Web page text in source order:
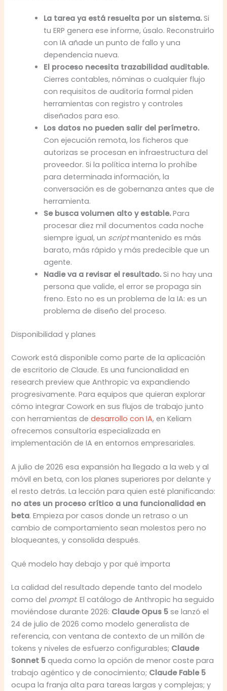
La tarea ya está resuelta por un sistema.Si
tu ERP genera ese informe, úsalo. Reconstruirlo
con IA añade un punto de fallo y una
dependencia nueva.
El proceso necesita trazabilidad auditable.
Cierres contables, nóminas o cualquier flujo
con requisitos de auditoría formal piden
herramientas con registro y controles
diseñados para eso.
Los datos no pueden salir del perímetro.
Con ejecución remota, los ficheros que
autorizas se procesan en infraestructura del
proveedor. Si la política interna lo prohíbe
para determinada información, la
conversación es de gobernanza antes que de
herramienta.
Se busca volumen alto y estable.Para
procesar diez mil documentos cada noche
siempre igual, un scriptmantenido es más
barato, más rápido y más predecible que un
agente.
Nadie va a revisar el resultado.Si no hay una
persona que valide, el error se propaga sin
freno. Esto no es un problema de la IA: es un
problema de diseño del proceso.
Disponibilidad y planes
Cowork está disponible como parte de la aplicación
de escritorio de Claude. Es una funcionalidad en
research preview que Anthropic va expandiendo
progresivamente. Para equipos que quieran explorar
cómo integrar Cowork en sus flujos de trabajo junto
con herramientas dedesarrollo con IA, en Keliam
ofrecemos consultoría especializada en
implementación de IA en entornos empresariales.
A julio de 2026 esa expansión ha llegado a la web y al
móvil en beta, con los planes superiores por delante y
el resto detrás. La lección para quien esté planificando:
no ates un proceso crítico a una funcionalidad en
beta. Empieza por casos donde un retraso o un
cambio de comportamiento sean molestos pero no
bloqueantes, y consolida después.
Qué modelo hay debajo y por qué importa
La calidad del resultado depende tanto del modelo
como del prompt. El catálogo de Anthropic ha seguido
moviéndose durante 2026: Claude Opus 5 se lanzó el
24 de julio de 2026 como modelo generalista de
referencia, con ventana de contexto de un millón de
tokens y niveles de esfuerzo configurables; Claude
Sonnet 5 queda como la opción de menor coste para
trabajo agéntico y de conocimiento; Claude Fable 5
ocupa la franja alta para tareas largas y complejas; y